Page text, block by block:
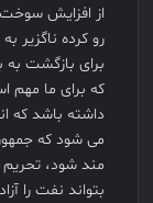
از افزایش سوخت
رو کرده ناگزیر
برای بازگشت
که برای ما مهم
داشته باشد که
می شود که
مند شود، تحریم
بتواند نفت را